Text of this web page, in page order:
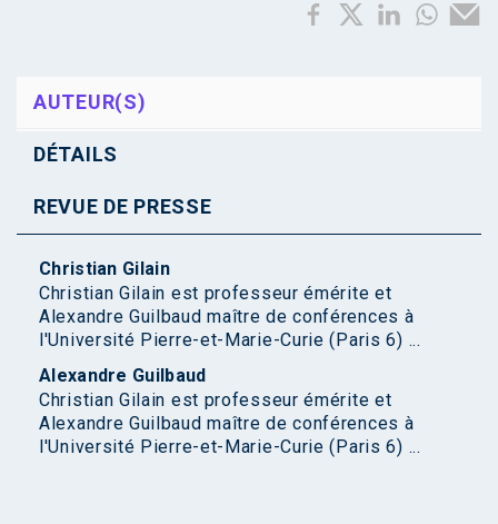
AUTEUR(S)
DÉTAILS
REVUE DE PRESSE
Christian Gilain
Christian Gilain est professeur émérite et
Alexandre Guilbaud maître de conférences à
l'Université Pierre-et-Marie-Curie (Paris 6) ...
Alexandre Guilbaud
Christian Gilain est professeur émérite et
Alexandre Guilbaud maître de conférences à
l'Université Pierre-et-Marie-Curie (Paris 6) ...